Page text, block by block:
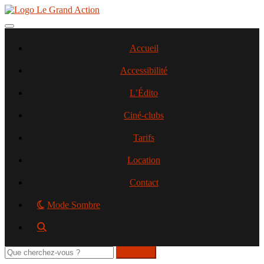
Aller
contenu
Toggle navigation
Accueil
Accessibilité
L’Édito
Ciné-clubs
Tarifs
Location
Contact
Mode Sombre
Rechercher
sur